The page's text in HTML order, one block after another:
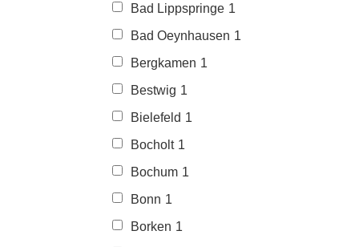
Bad Lippspringe 1
Bad Oeynhausen 1
Bergkamen 1
Bestwig 1
Bielefeld 1
Bocholt 1
Bochum 1
Bonn 1
Borken 1